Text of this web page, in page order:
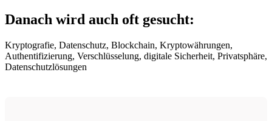
Danach wird auch oft gesucht:
Kryptografie, Datenschutz, Blockchain, Kryptowährungen,
Authentifizierung, Verschlüsselung, digitale Sicherheit, Privatsphäre,
Datenschutzlösungen